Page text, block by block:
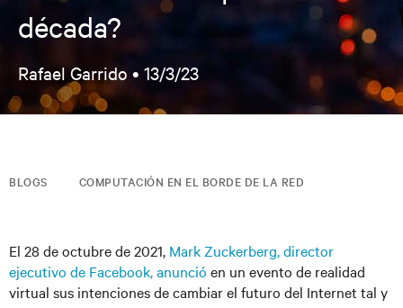
década?
Rafael Garrido • 13/3/23
BLOGS COMPUTACIÓN EN EL BORDE DE LA RED
El 28 de octubre de 2021, Mark Zuckerberg, director
ejecutivo de Facebook, anunció en un evento de realidad
virtual sus intencionesde cambiar el futuro del Internet tal y